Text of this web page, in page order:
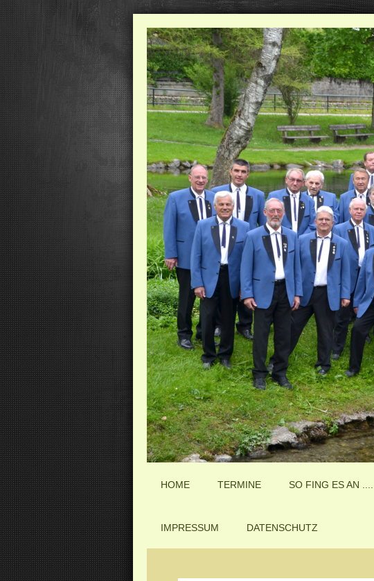
HOME TERMINE SO FING ES AN ....
IMPRESSUM DATENSCHUTZ